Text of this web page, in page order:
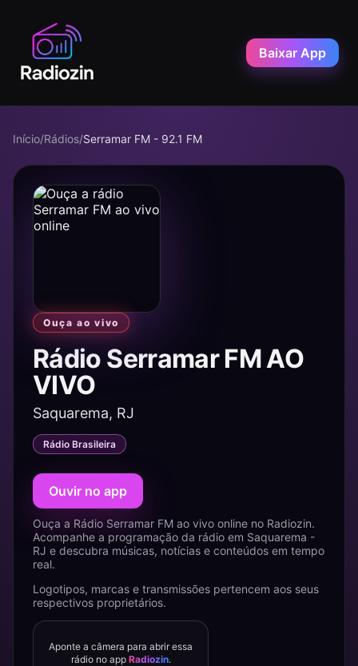
Baixar App
Início/Rádios/Serramar FM - 92.1 FM
Ouça ao vivo
Rádio Serramar FM AO
VIVO
Saquarema, RJ
Rádio Brasileira
Ouvir no app
Ouça a Rádio Serramar FM ao vivo online no Radiozin.
Acompanhe a programação da rádio em Saquarema -
RJ e descubra músicas, notícias e conteúdos em tempo
real.
Logotipos, marcas e transmissões pertencem aos seus
respectivos proprietários.
Aponte a câmera para abrir essa
rádio no app Radiozin.